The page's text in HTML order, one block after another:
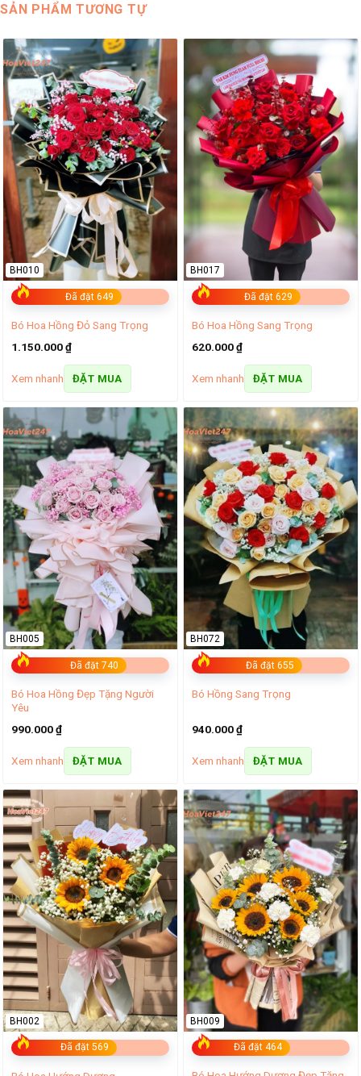
SẢN PHẨM TƯƠNG TỰ
Đã đặt 649
BH010
Bó Hoa Hồng Đỏ Sang Trọng
1.150.000₫
Xem nhanh ĐẶT MUA
Đã đặt 629
BH017
Bó Hoa Hồng Sang Trọng
620.000₫
Xem nhanh ĐẶT MUA
Đã đặt 740
BH005
Bó Hoa Hồng Đẹp Tặng Người
Yêu
990.000₫
Xem nhanh ĐẶT MUA
Đã đặt 655
BH072
Bó Hồng Sang Trọng
940.000₫
Xem nhanh ĐẶT MUA
Đã đặt 569
BH002
Đã đặt 464
BH009